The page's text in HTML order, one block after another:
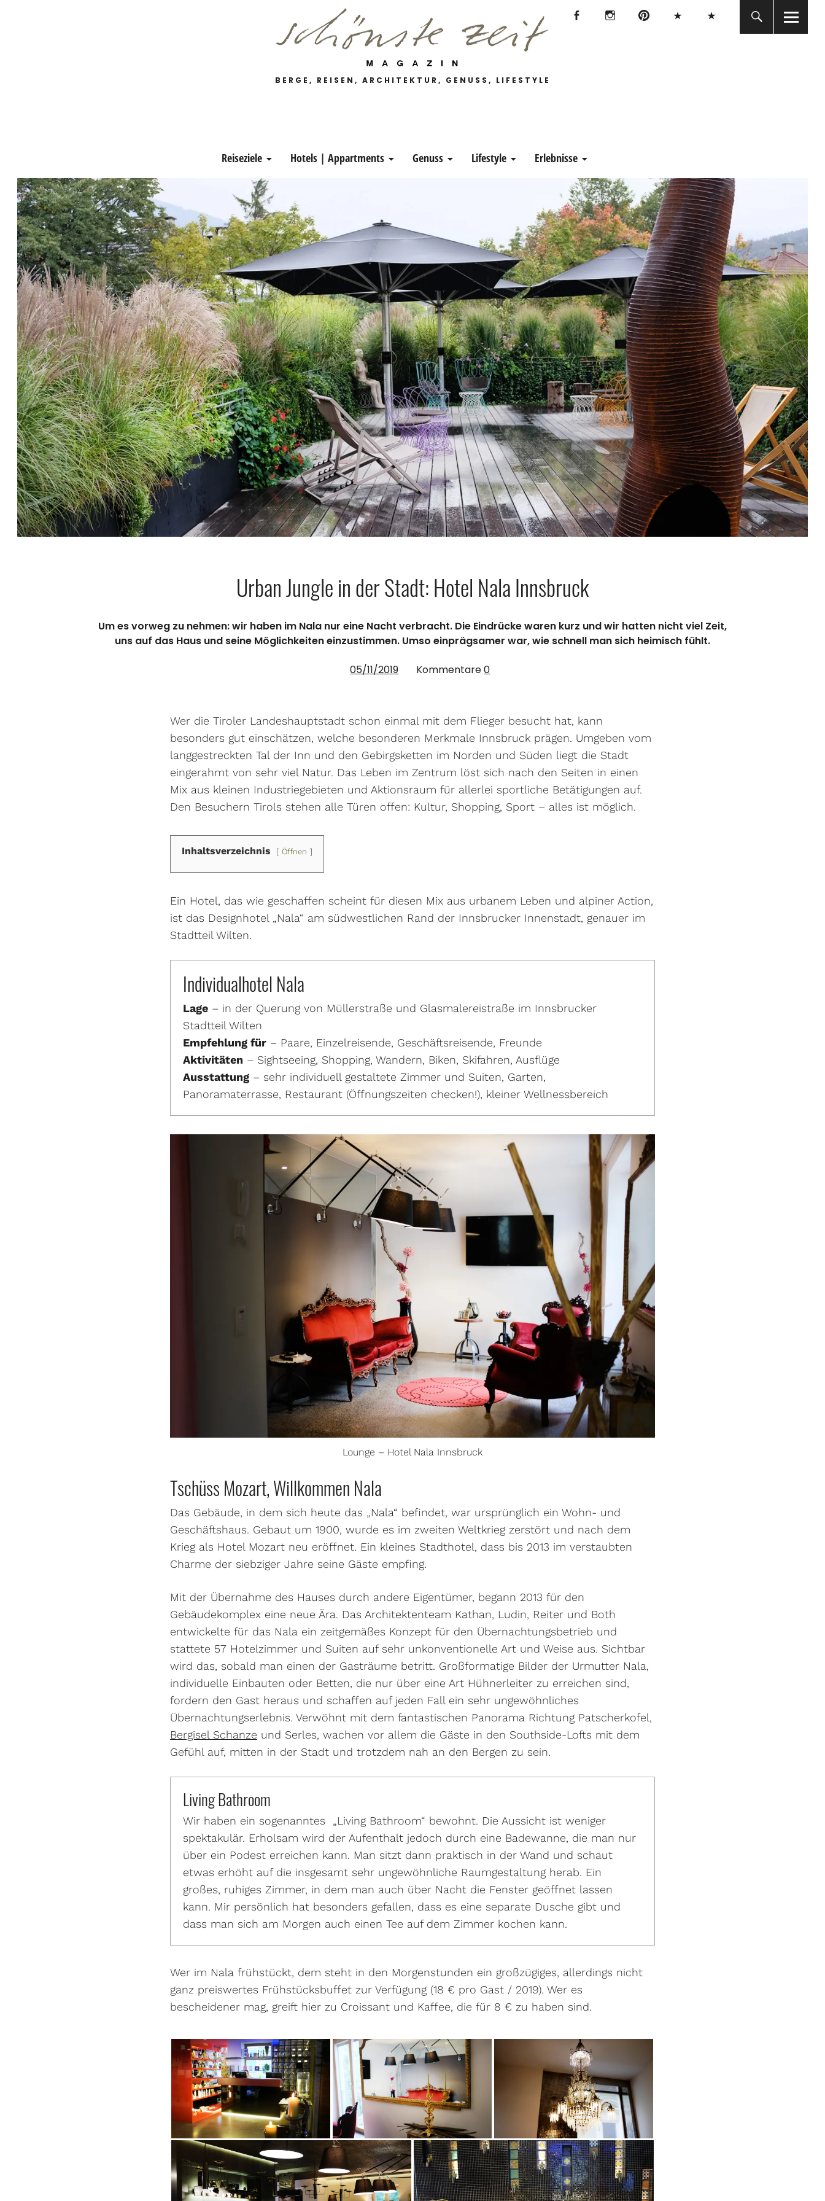
Schönste Zeit Magazin
BERGE, REISEN, ARCHITEKTUR, GENUSS, LIFESTYLE
Reiseziele Hotels | Appartments Genuss Lifestyle Erlebnisse
Urban Jungle in der Stadt: Hotel Nala Innsbruck
Um es vorweg zu nehmen: wir haben im Nala nur eine Nacht verbracht. Die Eindrücke waren kurz und wir hatten nicht viel Zeit,
uns auf das Haus und seine Möglichkeiten einzustimmen. Umso einprägsamer war, wie schnell man sich heimisch fühlt.
05/11/2019 Kommentare0
Wer die Tiroler Landeshauptstadt schon einmal mit dem Flieger besucht hat, kann
besonders gut einschätzen, welche besonderen Merkmale Innsbruck prägen. Umgeben vom
langgestreckten Tal der Inn und den Gebirgsketten im Norden und Süden liegt die Stadt
eingerahmt von sehr viel Natur. Das Leben im Zentrum löst sich nach den Seiten in einen
Mix aus kleinen Industriegebieten und Aktionsraum für allerlei sportliche Betätigungen auf.
Den Besuchern Tirols stehen alle Türen offen: Kultur, Shopping, Sport – alles ist möglich.
Inhaltsverzeichnis Öffnen
Ein Hotel, das wie geschaffen scheint für diesen Mix aus urbanem Leben und alpiner Action,
ist das Designhotel „Nala“ am südwestlichen Rand der Innsbrucker Innenstadt, genauer im
Stadtteil Wilten.
Individualhotel Nala
Lage – in der Querung von Müllerstraße und Glasmalereistraße im Innsbrucker
Stadtteil Wilten
Empfehlung für – Paare, Einzelreisende, Geschäftsreisende, Freunde
Aktivitäten – Sightseeing, Shopping, Wandern, Biken, Skifahren, Ausflüge
Ausstattung – sehr individuell gestaltete Zimmer und Suiten, Garten,
Panoramaterrasse, Restaurant (Öffnungszeiten checken!), kleiner Wellnessbereich
Lounge – Hotel Nala Innsbruck
Tschüss Mozart, Willkommen Nala
Das Gebäude, in dem sich heute das „Nala“ befindet, war ursprünglich ein Wohn- und
Geschäftshaus. Gebaut um 1900, wurde es im zweiten Weltkrieg zerstört und nach dem
Krieg als Hotel Mozart neu eröffnet. Ein kleines Stadthotel, dass bis 2013 im verstaubten
Charme der siebziger Jahre seine Gäste empfing.
Mit der Übernahme des Hauses durch andere Eigentümer, begann 2013 für den
Gebäudekomplex eine neue Ära. Das Architektenteam Kathan, Ludin, Reiter und Both
entwickelte für das Nala ein zeitgemäßes Konzept für den Übernachtungsbetrieb und
stattete 57 Hotelzimmer und Suiten auf sehr unkonventionelle Art und Weise aus. Sichtbar
wird das, sobald man einen der Gasträume betritt. Großformatige Bilder der Urmutter Nala,
individuelle Einbauten oder Betten, die nur über eine Art Hühnerleiter zu erreichen sind,
fordern den Gast heraus und schaffen auf jeden Fall ein sehr ungewöhnliches
Übernachtungserlebnis. Verwöhnt mit dem fantastischen Panorama Richtung Patscherkofel,
Bergisel Schanze und Serles, wachen vor allem die Gäste in den Southside-Lofts mit dem
Gefühl auf, mitten in der Stadt und trotzdem nah an den Bergen zu sein.
Living Bathroom
Wir haben ein sogenanntes „Living Bathroom“ bewohnt. Die Aussicht ist weniger
spektakulär. Erholsam wird der Aufenthalt jedoch durch eine Badewanne, die man nur
über ein Podest erreichen kann. Man sitzt dann praktisch in der Wand und schaut
etwas erhöht auf die insgesamt sehr ungewöhnliche Raumgestaltung herab. Ein
großes, ruhiges Zimmer, in dem man auch über Nacht die Fenster geöffnet lassen
kann. Mir persönlich hat besonders gefallen, dass es eine separate Dusche gibt und
dass man sich am Morgen auch einen Tee auf dem Zimmer kochen kann.
Wer im Nala frühstückt, dem steht in den Morgenstunden ein großzügiges, allerdings nicht
ganz preiswertes Frühstücksbuffet zur Verfügung (18 € pro Gast / 2019). Wer es
bescheidener mag, greift hier zu Croissant und Kaffee, die für 8 € zu haben sind.